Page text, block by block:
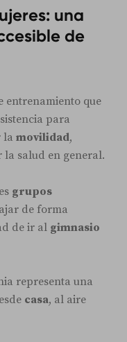
una
de
entrenamiento que
para
la movilidad,
la salud en general.
grupos
de forma
de ir al gimnasio
representa una
casa, al aire